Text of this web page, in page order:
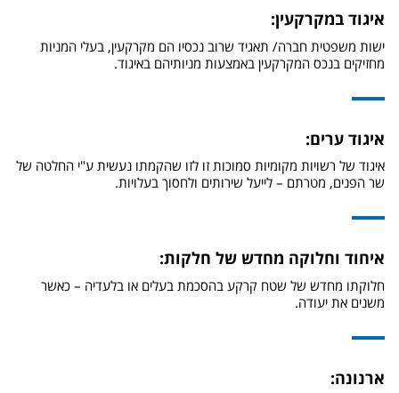
איגוד במקרקעין:
ישות משפטית חברה/ תאגיד שרוב נכסיו הם מקרקעין, בעלי המניות
מחזיקים בנכס המקרקעין באמצעות מניותיהם באיגוד.
איגוד ערים:
איגוד של רשויות מקומיות סמוכות זו לזו שהקמתו נעשית ע"י החלטה של
שר הפנים, מטרתם – לייעל שירותים ולחסוך בעלויות.
איחוד וחלוקה מחדש של חלקות:
חלוקתו מחדש של שטח קרקע בהסכמת בעלים או בלעדיה – כאשר
משנים את יעודה.
ארנונה: